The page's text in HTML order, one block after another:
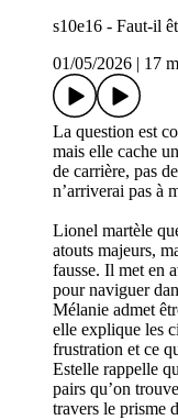
s10e16 - Faut-il
01/05/2026
17
La question est
mais elle cache
de carrière, pas
n’arriverai pas à
Lionel martèle
atouts majeurs,
fausse. Il met en
pour naviguer
Mélanie admet
elle explique les
frustration et ce
Estelle rappelle
pairs qu’on
travers le prisme